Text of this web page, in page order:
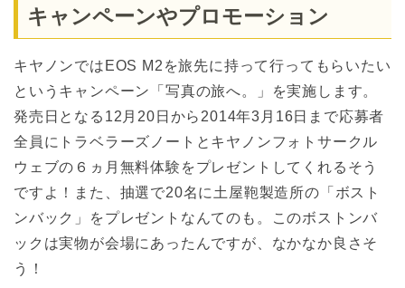
キャンペーンやプロモーション
キヤノンではEOS M2を旅先に持って行ってもらいたい
というキャンペーン「写真の旅へ。」を実施します。
発売日となる12月20日から2014年3月16日まで応募者
全員にトラベラーズノートとキヤノンフォトサークル
ウェブの６ヵ月無料体験をプレゼントしてくれるそう
ですよ！また、抽選で20名に土屋鞄製造所の「ボスト
ンバック」をプレゼントなんてのも。このボストンバ
ックは実物が会場にあったんですが、なかなか良さそ
う！